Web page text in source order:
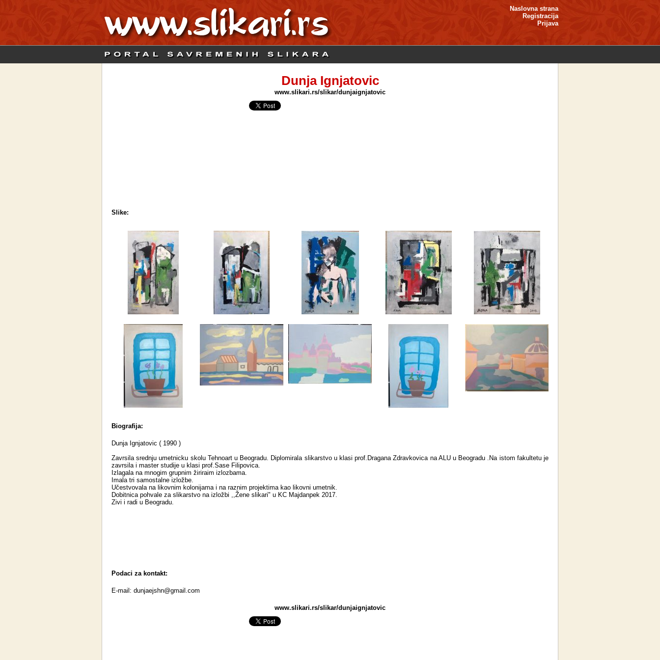
Naslovna strana
Registracija
Prijava
Dunja Ignjatovic
www.slikari.rs/slikar/dunjaignjatovic
Slike:
Biografija:
Dunja Ignjatovic ( 1990 )
Zavrsila srednju umetnicku skolu Tehnoart u Beogradu. Diplomirala slikarstvo u klasi prof.Dragana Zdravkovica na ALU u Beogradu .Na istom fakultetu je
zavrsila i master studije u klasi prof.Sase Filipovica.
Izlagala na mnogim grupnim žiriraim izlozbama.
Imala tri samostalne izložbe.
Učestvovala na likovnim kolonijama i na raznim projektima kao likovni umetnik.
Dobitnica pohvale za slikarstvo na izložbi ,,Žene slikari" u KC Majdanpek 2017.
Zivi i radi u Beogradu.
Podaci za kontakt:
E-mail: dunjaejshn@gmail.com
www.slikari.rs/slikar/dunjaignjatovic